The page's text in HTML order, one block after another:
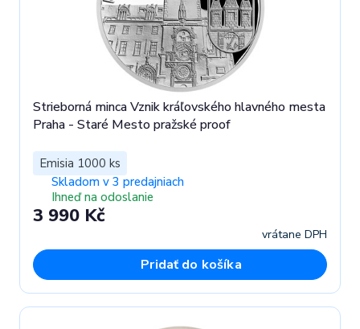
Strieborná minca Vznik kráľovského hlavného mesta
Praha - Staré Mesto pražské proof
Emisia 1000 ks
Skladom v 3 predajniach
Ihneď na odoslanie
3 990 Kč
vrátane DPH
Pridať do košíka